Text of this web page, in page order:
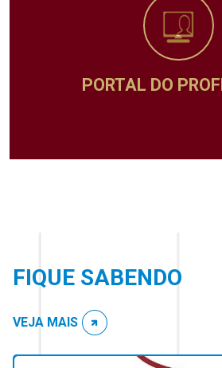
FIQUE SABENDO
VEJA MAIS